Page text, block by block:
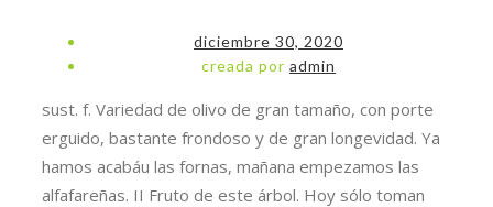
diciembre 30, 2020
creada por admin
sust. f. Variedad de olivo de gran tamaño, con porte
erguido, bastante frondoso y de gran longevidad. Ya
hamos acabáu las fornas, mañana empezamos las
alfafareñas. II Fruto de este árbol. Hoy sólo toman